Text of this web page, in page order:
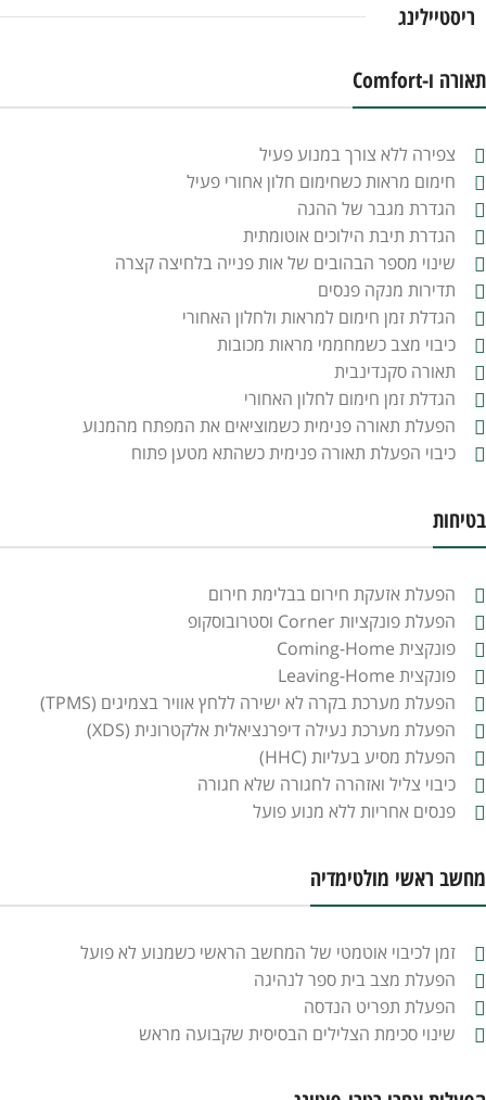
ריסטיילינג
תאורה ו-Comfort
צפירה ללא צורך במנוע פעיל
חימום מראות כשחימום חלון אחורי פעיל
הגדרת מגבר של ההגה
הגדרת תיבת הילוכים אוטומתית
שינוי מספר הבהובים של אות פנייה בלחיצה קצרה
תדירות מנקה פנסים
הגדלת זמן חימום למראות ולחלון האחורי
כיבוי מצב כשמחממי מראות מכובות
תאורה סקנדינבית
הגדלת זמן חימום לחלון האחורי
הפעלת תאורה פנימית כשמוציאים את המפתח מהמנוע
כיבוי הפעלת תאורה פנימית כשהתא מטען פתוח
בטיחות
הפעלת אזעקת חירום בבלימת חירום
הפעלת פונקציות Corner וסטרובוסקופ
פונקצית Coming-Home
פונקצית Leaving-Home
הפעלת מערכת בקרה לא ישירה ללחץ אוויר בצמיגים (TPMS)
הפעלת מערכת נעילה דיפרנציאלית אלקטרונית (XDS)
הפעלת מסיע בעליות (HHC)
כיבוי צליל ואזהרה לחגורה שלא חגורה
פנסים אחריות ללא מנוע פועל
מחשב ראשי מולטימדיה
זמן לכיבוי אוטמטי של המחשב הראשי כשמנוע לא פועל
הפעלת מצב בית ספר לנהיגה
הפעלת תפריט הנדסה
שינוי סכימת הצלילים הבסיסית שקבועה מראש